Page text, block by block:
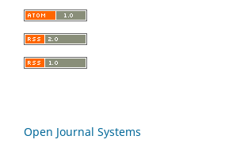
Open Journal Systems